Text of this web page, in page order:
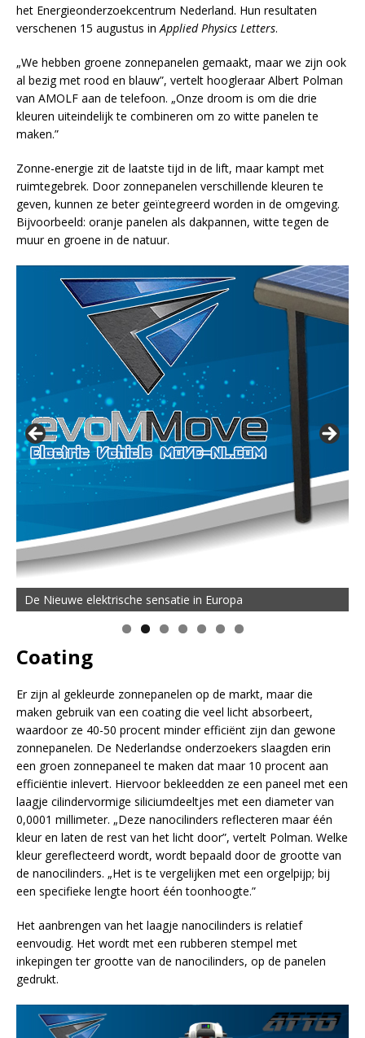
het Energieonderzoekcentrum Nederland. Hun resultaten
verschenen 15 augustus inApplied Physics Letters.
„We hebben groene zonnepanelen gemaakt, maar we zijn ook
al bezig met rood en blauw”, vertelt hoogleraar Albert Polman
van AMOLF aan de telefoon. „Onze droom is om die drie
kleuren uiteindelijk te combineren om zo witte panelen te
maken.”
Zonne-energie zit de laatste tijd in de lift, maar kampt met
ruimtegebrek. Door zonnepanelen verschillende kleuren te
geven, kunnen ze beter geïntegreerd worden in de omgeving.
Bijvoorbeeld: oranje panelen als dakpannen, witte tegen de
muur en groene in de natuur.
De Nieuwe elektrische sensatie in Europa
Coating
Er zijn al gekleurde zonnepanelen op de markt, maar die
maken gebruik van een coating die veel licht absorbeert,
waardoor ze 40-50 procent minder efficiënt zijn dan gewone
zonnepanelen. De Nederlandse onderzoekers slaagden erin
een groen zonnepaneel te maken dat maar 10 procent aan
efficiëntie inlevert. Hiervoor bekleedden ze een paneel met een
laagje cilindervormige siliciumdeeltjes met een diameter van
0,0001 millimeter. „Deze nanocilinders reflecteren maar één
kleur en laten de rest van het licht door”, vertelt Polman. Welke
kleur gereflecteerd wordt, wordt bepaald door de grootte van
de nanocilinders. „Het is te vergelijken met een orgelpijp; bij
een specifieke lengte hoort één toonhoogte.”
Het aanbrengen van het laagje nanocilinders is relatief
eenvoudig. Het wordt met een rubberen stempel met
inkepingen ter grootte van de nanocilinders, op de panelen
gedrukt.